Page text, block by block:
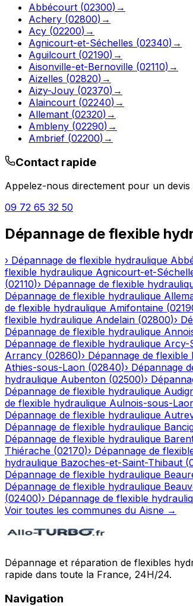
Abbécourt (02300) →
Achery (02800) →
Acy (02200) →
Agnicourt-et-Séchelles (02340) →
Aguilcourt (02190) →
Aisonville-et-Bernoville (02110) →
Aizelles (02820) →
Aizy-Jouy (02370) →
Alaincourt (02240) →
Allemant (02320) →
Ambleny (02290) →
Ambrief (02200) →
Contact rapide
Appelez-nous directement pour un devis
09 72 65 32 50
Dépannage de flexible
› Dépannage de flexible hydraulique
flexible hydraulique Agnicourt-et-
(02110)› Dépannage de flexible
Dépannage de flexible hydraulique
de flexible hydraulique Amifontaine (
flexible hydraulique Andelain (02800)›
Dépannage de flexible hydraulique
Dépannage de flexible hydraulique Arcy-
Arrancy (02860)› Dépannage de flexible
Athies-sous-Laon (02840)› Dépannage
hydraulique Aubenton (02500)›
Dépannage de flexible hydraulique
de flexible hydraulique Aulnois-sous-
Dépannage de flexible hydraulique
Dépannage de flexible hydraulique
Dépannage de flexible hydraulique
Thiérache (02170)› Dépannage de
hydraulique Bazoches-et-Saint-Thibaut (
Dépannage de flexible hydraulique
Dépannage de flexible hydraulique
(02400)› Dépannage de flexible
Voir toutes les communes du Aisne →
Dépannage et réparation de flexibles
rapide dans toute la France, 24H/24.
Navigation